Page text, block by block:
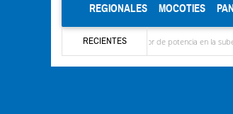
REGIONALES MOCOTIES
RECIENTES
de nuevo transformador de potencia en la subestación